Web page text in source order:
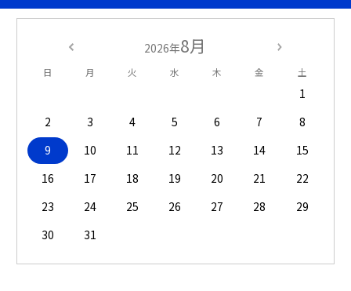
2026年8月
日 月 火 水 木 金 土
1
2
3 4 5 6 7
8
9
10 11 12 13 14
15
16
17 18 19 20 21
22
23
24 25 26 27 28
29
30
31